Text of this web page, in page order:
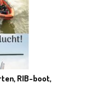
RIB-boot,